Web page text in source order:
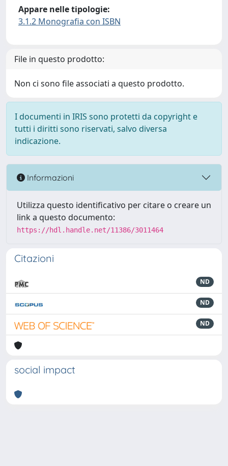
Appare nelle tipologie:
3.1.2 Monografia con ISBN
File in questo prodotto:
Non ci sono file associati a questo prodotto.
I documenti in IRIS sono protetti da copyright e
tutti i diritti sono riservati, salvo diversa
indicazione.
Informazioni
Utilizza questo identificativo per citare o creare un
link a questo documento:
https://hdl.handle.net/11386/3011464
Citazioni
ND
ND
ND
social impact